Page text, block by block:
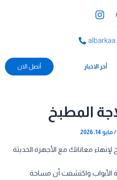
I
n
t
r
أخر الاخبار أتصل الان
المطبخ
/ مايو 14, 2026
معاناتك مع الأجهزة الحديثة
الأبواب واكتشفت أن مساحة